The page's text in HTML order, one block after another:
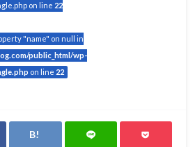
on line 22
"name" on null in
public_html/wp-
on line 22